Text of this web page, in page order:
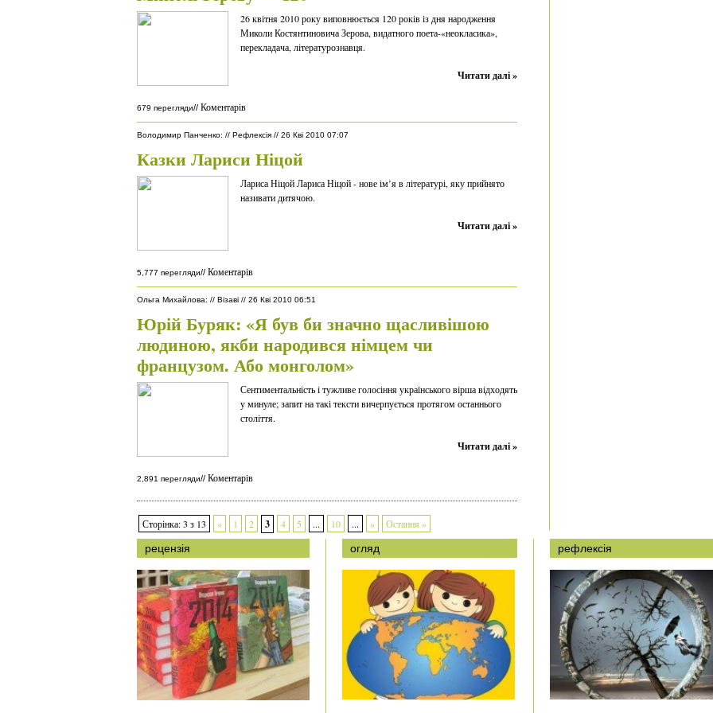
26 квітня 2010 року виповнюється 120 років із дня народження
Миколи Костянтиновича Зерова, видатного поета-«неокласика»,
перекладача, літературознавця.
Читати далі »
679 перегляди// Коментарів
Володимир Панченко: // Рефлексія // 26 Кві 2010 07:07
Казки Лариси Ніцой
Лариса Ніцой Лариса Ніцой - нове ім’я в літературі, яку прийнято
називати дитячою.
Читати далі »
5,777 перегляди// Коментарів
Ольга Михайлова: // Візаві // 26 Кві 2010 06:51
Юрій Буряк: «Я був би значно щасливішою
людиною, якби народився німцем чи
французом. Або монголом»
Сентиментальність і тужливе голосіння українського вірша відходять
у минуле; запит на такі тексти вичерпується протягом останнього
століття.
Читати далі »
2,891 перегляди// Коментарів
Сторінка: 3 з 13 « 1 2 3 4 5 ... 10 ... » Остання »
рецензія огляд рефлексія